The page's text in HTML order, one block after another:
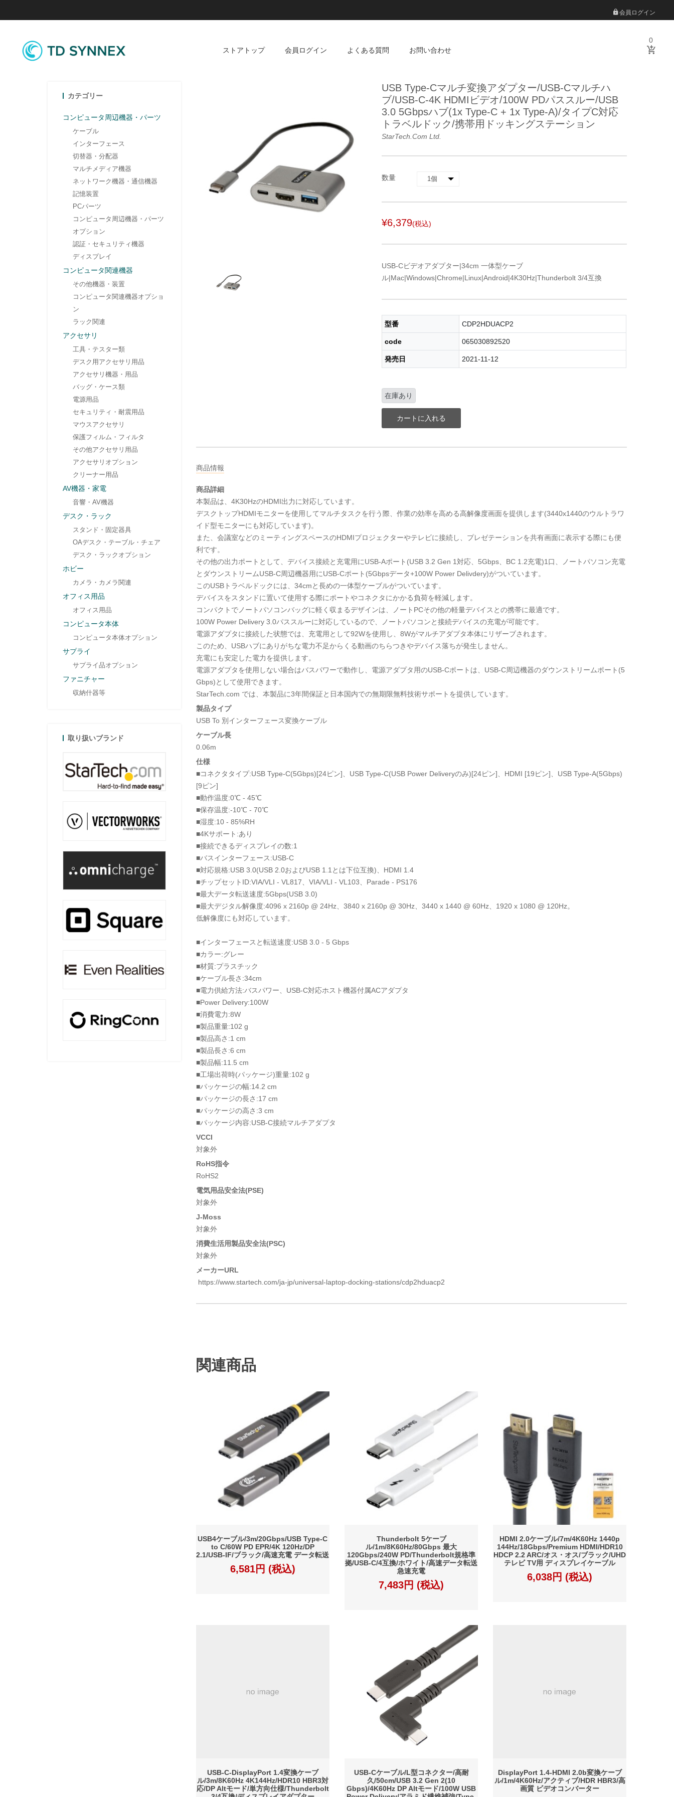
会員ログイン
ストアトップ 会員ログイン よくある質問 お問い合わせ
0
USB Type-Cマルチ変換アダプター/USB-Cマルチハ
ブ/USB-C-4K HDMIビデオ/100W PDパススルー/USB
3.0 5Gbpsハブ(1x Type-C + 1x Type-A)/タイプC対応
トラベルドック/携帯用ドッキングステーション
StarTech.com Ltd.
数量
¥6,379(税込)
USB-Cビデオアダプター|34cm 一体型ケーブ
ル|Mac|Windows|Chrome|Linux|Android|4K30Hz|Thunderbolt 3/4互換
型番 CDP2HDUACP2
code 065030892520
発売日 2021-11-12
在庫あり
カートに入れる
商品情報
商品詳細
本製品は、4K30HzのHDMI出力に対応しています。
デスクトップHDMIモニターを使用してマルチタスクを行う際、作業の効率を高める高解像度画面を提供します(3440x1440のウルトラワ
イド型モニターにも対応しています)。
また、会議室などのミーティングスペースのHDMIプロジェクターやテレビに接続し、プレゼテーションを共有画面に表示する際にも便
利です。
その他の出力ポートとして、デバイス接続と充電用にUSB-Aポート(USB 3.2 Gen 1対応、5Gbps、BC 1.2充電)1口、ノートパソコン充電
とダウンストリームUSB-C周辺機器用にUSB-Cポート(5Gbpsデータ+100W Power Delivdery)がついています。
このUSBトラベルドックには、34cmと長めの一体型ケーブルがついています。
デバイスをスタンドに置いて使用する際にポートやコネクタにかかる負荷を軽減します。
コンパクトでノートパソコンバッグに軽く収まるデザインは、ノートPCその他の軽量デバイスとの携帯に最適です。
100W Power Delivery 3.0パススルーに対応しているので、ノートパソコンと接続デバイスの充電が可能です。
電源アダプタに接続した状態では、充電用として92Wを使用し、8Wがマルチアダプタ本体にリザーブされます。
このため、USBハブにありがちな電力不足からくる動画のちらつきやデバイス落ちが発生しません。
充電にも安定した電力を提供します。
電源アダプタを使用しない場合はバスパワーで動作し、電源アダプタ用のUSB-Cポートは、USB-C周辺機器のダウンストリームポート(5
Gbps)として使用できます。
StarTech.com では、本製品に3年間保証と日本国内での無期限無料技術サポートを提供しています。
製品タイプ
USB To 別インターフェース変換ケーブル
ケーブル長
0.06m
仕様
■コネクタタイプ:USB Type-C(5Gbps)[24ピン]、USB Type-C(USB Power Deliveryのみ)[24ピン]、HDMI [19ピン]、USB Type-A(5Gbps)
[9ピン]
■動作温度:0℃ - 45℃
■保存温度:-10℃ - 70℃
■湿度:10 - 85%RH
■4Kサポート:あり
■接続できるディスプレイの数:1
■バスインターフェース:USB-C
■対応規格:USB 3.0(USB 2.0およびUSB 1.1とは下位互換)、HDMI 1.4
■チップセットID:VIA/VLI - VL817、VIA/VLI - VL103、Parade - PS176
■最大データ転送速度:5Gbps(USB 3.0)
■最大デジタル解像度:4096 x 2160p @ 24Hz、3840 x 2160p @ 30Hz、3440 x 1440 @ 60Hz、1920 x 1080 @ 120Hz。
低解像度にも対応しています。
■インターフェースと転送速度:USB 3.0 - 5 Gbps
■カラー:グレー
■材質:プラスチック
■ケーブル長さ:34cm
■電力供給方法:バスパワー、USB-C対応ホスト機器付属ACアダプタ
■Power Delivery:100W
■消費電力:8W
■製品重量:102 g
■製品高さ:1 cm
■製品長さ:6 cm
■製品幅:11.5 cm
■工場出荷時(パッケージ)重量:102 g
■パッケージの幅:14.2 cm
■パッケージの長さ:17 cm
■パッケージの高さ:3 cm
■パッケージ内容:USB-C接続マルチアダプタ
VCCI
対象外
RoHS指令
RoHS2
電気用品安全法(PSE)
対象外
J-Moss
対象外
消費生活用製品安全法(PSC)
対象外
メーカーURL
https://www.startech.com/ja-jp/universal-laptop-docking-stations/cdp2hduacp2
関連商品
USB4ケーブル/3m/20Gbps/USB Type-C
to C/60W PD EPR/4K 120Hz/DP
2.1/USB-IF/ブラック/高速充電 データ転送
6,581円 (税込)
Thunderbolt 5ケーブ
ル/1m/8K60Hz/80Gbps 最大
120Gbps/240W PD/Thunderbolt規格準
拠/USB-C/4互換/ホワイト/高速データ転送
急速充電
7,483円 (税込)
HDMI 2.0ケーブル/7m/4K60Hz 1440p
144Hz/18Gbps/Premium HDMI/HDR10
HDCP 2.2 ARC/オス・オス/ブラック/UHD
テレビ TV用 ディスプレイケーブル
6,038円 (税込)
USB-C-DisplayPort 1.4変換ケーブ
ル/3m/8K60Hz 4K144Hz/HDR10 HBR3対
応/DP Altモード/単方向仕様/Thunderbolt
USB-Cケーブル/L型コネクター/高耐
久/50cm/USB 3.2 Gen 2(10
Gbps)/4K60Hz DP Altモード/100W USB
DisplayPort 1.4-HDMI 2.0b変換ケーブ
ル/1m/4K60Hz/アクティブ/HDR HBR3/高
画質 ビデオコンバーター
カテゴリー
コンピュータ周辺機器・パーツ
ケーブル
インターフェース
切替器・分配器
マルチメディア機器
ネットワーク機器・通信機器
記憶装置
PCパーツ
コンピュータ周辺機器・パーツ
オプション
認証・セキュリティ機器
ディスプレイ
コンピュータ関連機器
その他機器・装置
コンピュータ関連機器オプショ
ン
ラック関連
アクセサリ
工具・テスター類
デスク用アクセサリ用品
アクセサリ機器・用品
バッグ・ケース類
電源用品
セキュリティ・耐震用品
マウスアクセサリ
保護フィルム・フィルタ
その他アクセサリ用品
アクセサリオプション
クリーナー用品
AV機器・家電
音響・AV機器
デスク・ラック
スタンド・固定器具
OAデスク・テーブル・チェア
デスク・ラックオプション
ホビー
カメラ・カメラ関連
オフィス用品
オフィス用品
コンピュータ本体
コンピュータ本体オプション
サプライ
サプライ品オプション
ファニチャー
収納什器等
取り扱いブランド